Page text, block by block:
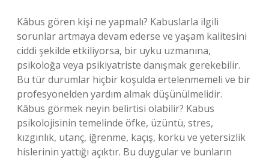
Kâbus gören kişi ne yapmalı? Kabuslarla ilgili
sorunlar artmaya devam ederse ve yaşam kalitesini
ciddi şekilde etkiliyorsa, bir uyku uzmanına,
psikoloğa veya psikiyatriste danışmak gerekebilir.
Bu tür durumlar hiçbir koşulda ertelenmemeli ve bir
profesyonelden yardım almak düşünülmelidir.
Kâbus görmek neyin belirtisi olabilir? Kabus
psikolojisinin temelinde öfke, üzüntü, stres,
kızgınlık, utanç, iğrenme, kaçış, korku ve yetersizlik
hislerinin yattığı açıktır. Bu duygular ve bunların